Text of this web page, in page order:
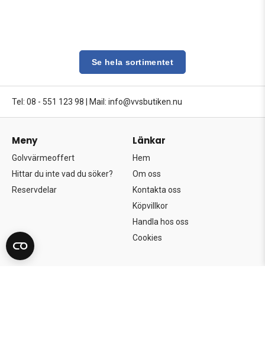
Se hela sortimentet
Tel: 08 - 551 123 98 | Mail: info@vvsbutiken.nu
Meny
Golvvärmeoffert
Hittar du inte vad du söker?
Reservdelar
Länkar
Hem
Om oss
Kontakta oss
Köpvillkor
Handla hos oss
Cookies